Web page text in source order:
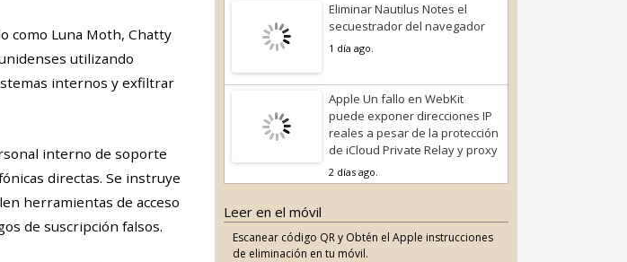
como Luna Moth, Chatty
utilizando
internos y exfiltrar
interno de soporte
directas. Se instruye
herramientas de acceso
de suscripción falsos.
Eliminar Nautilus Notes el
secuestrador del navegador
1 día ago.
Apple Un fallo en WebKit
puede exponer direcciones IP
reales a pesar de la protección
de iCloud Private Relay y proxy
2 días ago.
Leer en el móvil
Escanear código QR y Obtén el Apple instrucciones
de eliminación en tu móvil.